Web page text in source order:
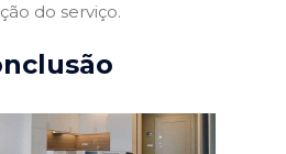
do serviço.